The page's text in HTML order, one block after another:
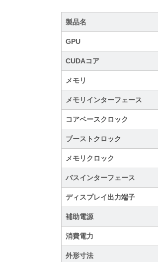
製品名
GPU
CUDAコア
メモリ
メモリインターフェース
コアベースクロック
ブーストクロック
メモリクロック
バスインターフェース
ディスプレイ出力端子
補助電源
消費電力
外形寸法